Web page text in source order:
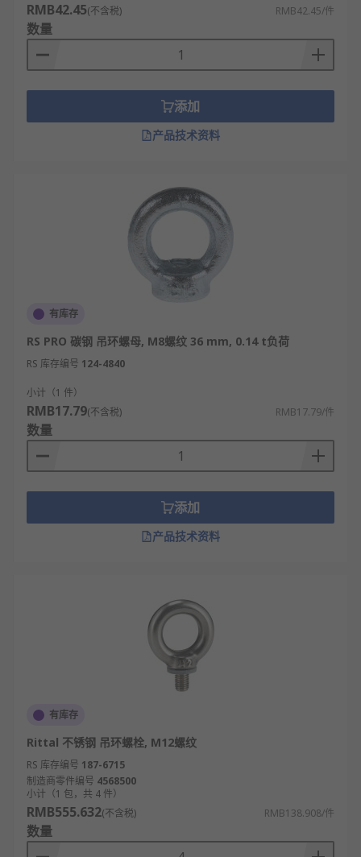
RMB42.45(不含税) RMB42.45/件
数量
添加
产品技术资料
有库存
RS PRO 碳钢 吊环螺母, M8螺纹 36 mm, 0.14 t负荷
RS 库存编号 124-4840
小计（1 件）
RMB17.79(不含税) RMB17.79/件
数量
添加
产品技术资料
有库存
Rittal 不锈钢 吊环螺栓, M12螺纹
RS 库存编号 187-6715
制造商零件编号 4568500
小计（1 包，共 4 件）
RMB555.632(不含税) RMB138.908/件
数量